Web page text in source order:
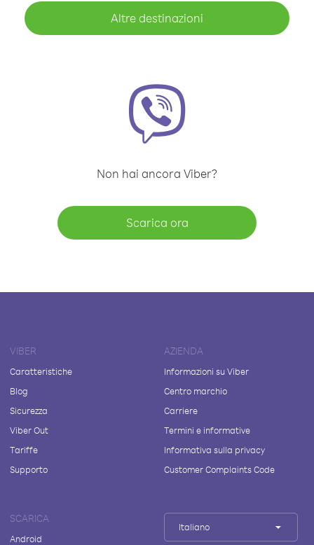
Altre destinazioni
Non hai ancora Viber?
Scarica ora
VIBER
Caratteristiche
Blog
Sicurezza
Viber Out
Tariffe
Supporto
AZIENDA
Informazioni su Viber
Centro marchio
Carriere
Termini e informative
Informativa sulla privacy
Customer Complaints Code
SCARICA
Android
Italiano